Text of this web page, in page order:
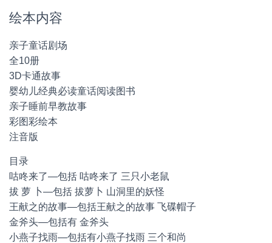
绘本内容
亲子童话剧场
全10册
3D卡通故事
婴幼儿经典必读童话阅读图书
亲子睡前早教故事
彩图彩绘本
注音版
目录
咕咚来了—包括 咕咚来了 三只小老鼠
拔 萝 卜—包括 拔萝卜 山洞里的妖怪
王献之的故事—包括王献之的故事 飞碟帽子
金斧头—包括有 金斧头
小燕子找雨—包括有小燕子找雨 三个和尚